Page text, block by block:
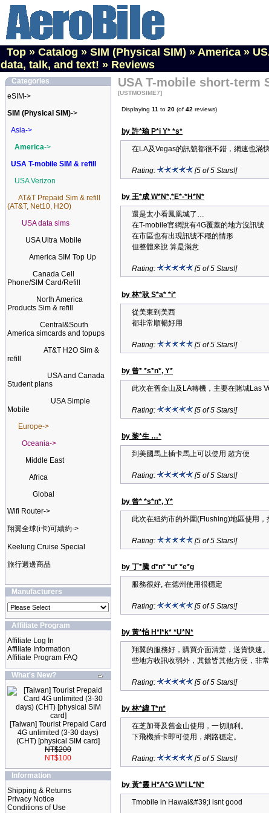
Top » Catalog » SIM (Physical SIM) » America »
data, talk, and text! » Reviews
Categories
eSIM->
SIM (Physical SIM)->
Asia->
America->
USA T-mobile SIM & refill
USA Verizon
AT&T Prepaid Sim & refill
(AT&T, Net10, H2O)
USA data sims
USA Ultra Mobile
America SIM Top Up
Canada Cell
Phone/SIM Card/Refill
North America
Products Sim & refill
Central&South
America simcards and topups
AT&T H2O Sim &
refill
USA and Canada
Student plans
USA Simple
Mobile
Europe->
Oceania->
Middle East
Africa
Global
Wifi Router->
翔翼全球(i卡)可續約->
Keelung Cruise Special
旅行週邊商品
Manufacturers
Affiliate Program
Affiliate Log In
Affiliate Information
Affiliate Program FAQ
What's New?
[Taiwan] Tourist Prepaid Card
4G unlimited (3-30 days)
(CHT) [physical SIM card]
NT$200
NT$100
Information
Shipping & Returns
Privacy Notice
Conditions of Use
USA T-mobile short-term
[USTMOSIME7]
Displaying 11 to 20 (of 42 reviews)
by 許*瑜 P*i Y* *s*
在LA及Vegas的訊號都很不錯，網速也滿
Rating: [5 of 5 Stars!]
by 王*成 W*N*,*E*-*H*N*
還是太小看鳳凰城了…
在T-mobile官網說有4G覆蓋的地方沒訊號
在市區也有出現訊號不穩的情形
但整體來說 算是滿意
Rating: [5 of 5 Stars!]
by 林*耿 S*a* *i*
從美東到美西
都非常順暢好用
Rating: [5 of 5 Stars!]
by 曾* *s*n*, Y*
此次在舊金山及LA轉機，主要在賭城Las
Rating: [5 of 5 Stars!]
by 黎*生 …*
到美國馬上插卡馬上可以使用 超方便
Rating: [5 of 5 Stars!]
by 曾* *s*n*, Y*
此次在紐約市的外圍(Flushing)地區使用，
Rating: [5 of 5 Stars!]
by 丁*騰 d*n* *u* *e*g
服務很好, 在德州使用很穩定
Rating: [5 of 5 Stars!]
by 黃*怡 H*l*k* *U*N*
翔翼的服務好，購買介面清楚，送貨快速
些地方收訊收弱外，其餘皆其他方便，非常
Rating: [5 of 5 Stars!]
by 林*緯 T*n*
在芝加哥及舊金山使用，一切順利。
下飛機插卡即可使用，網路穩定。
Rating: [5 of 5 Stars!]
by 黃*靈 H*A*G W*I L*N*
Tmobile in Hawai&#39;i isnt good